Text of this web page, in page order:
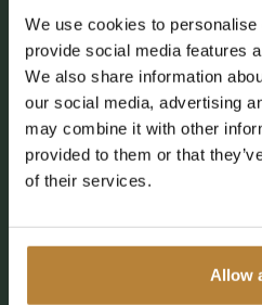
We use cookies to
provide social media features
We also share information
our social media, advertising
may combine it with other
provided to them or that
of their services.
Allow
samen beleven van de kleine
gaat om samen spetteren in
ochtend baby- en
binnenzwembad biedt de
te genieten en te ontdekken.
kunt u samen dineren in
ook kiest, een maaltijd bij De